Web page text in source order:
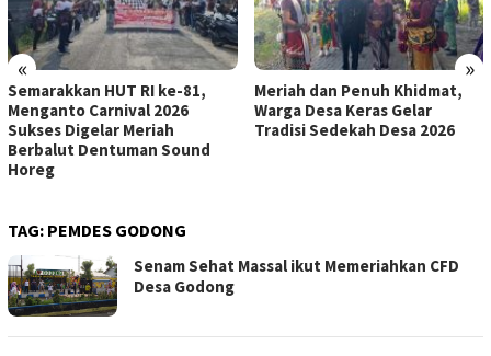
« »
Semarakkan HUT RI ke-81,
Menganto Carnival 2026
Sukses Digelar Meriah
Berbalut Dentuman Sound
Horeg
Meriah dan Penuh Khidmat,
Warga Desa Keras Gelar
Tradisi Sedekah Desa 2026
TAG: PEMDES GODONG
Senam Sehat Massal ikut Memeriahkan CFD
Desa Godong